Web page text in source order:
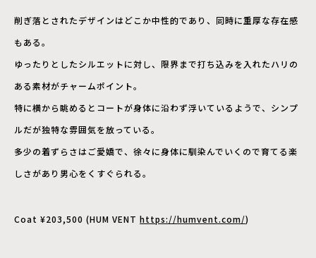
削ぎ落とされたデザインはどこか中性的であり、同時に重厚な存在感
もある。
ゆったりとしたシルエットに対し、限界まで打ち込みを入れたハリの
ある素材がチャームポイント。
特に横から眺めるとコートが身体に沿わず浮いているようで、シンプ
ルだが独特な雰囲気を放っている。
多少の着ずらさはご愛嬌で、徐々に身体に馴染んでいくので育てる楽
しさがあり男心をくすぐられる。
Coat ¥203,500 (HUM VENT https://humvent.com/)